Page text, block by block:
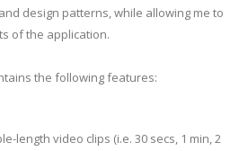
design patterns, while allowing me to
of the application.
the following features:
length video clips (i.e. 30 secs, 1 min, 2